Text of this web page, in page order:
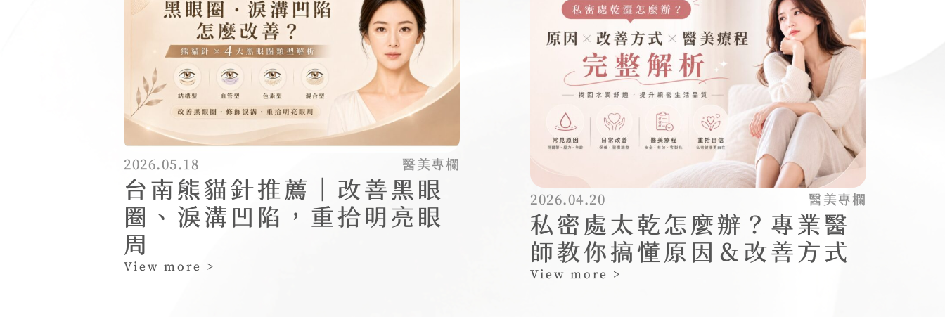
2026.05.18 醫美專欄
台南熊貓針推薦｜改善黑眼
圈、淚溝凹陷，重拾明亮眼
周
View more >
2026.04.20 醫美專欄
私密處太乾怎麼辦？專業醫
師教你搞懂原因＆改善方式
View more >